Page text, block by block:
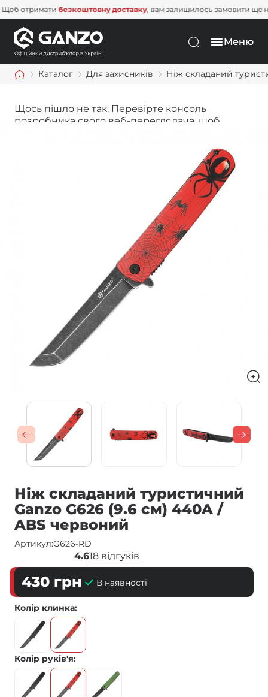
безкоштовну доставку, вам залишилось замовити ще на1
Меню
Каталог Для захисників Ніж складаний
Щось пішло не так. Перевірте консоль
розробника свого веб-переглядача, щоб
Ніж складаний туристичний
Ganzo G626 (9.6 см) 440A /
ABS червоний
Артикул:G626-RD
4.618 відгуків
430 грн В наявності
Колір клинка
Колір руків'я